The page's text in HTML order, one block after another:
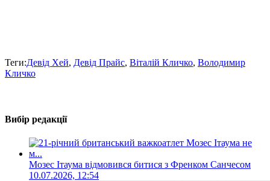
Теги:Девід Хей, Девід Прайс, Віталій Кличко, Володимир
Кличко
Вибір редакції
Мозес Ітаума відмовився битися з Френком Санчесом
10.07.2026, 12:54